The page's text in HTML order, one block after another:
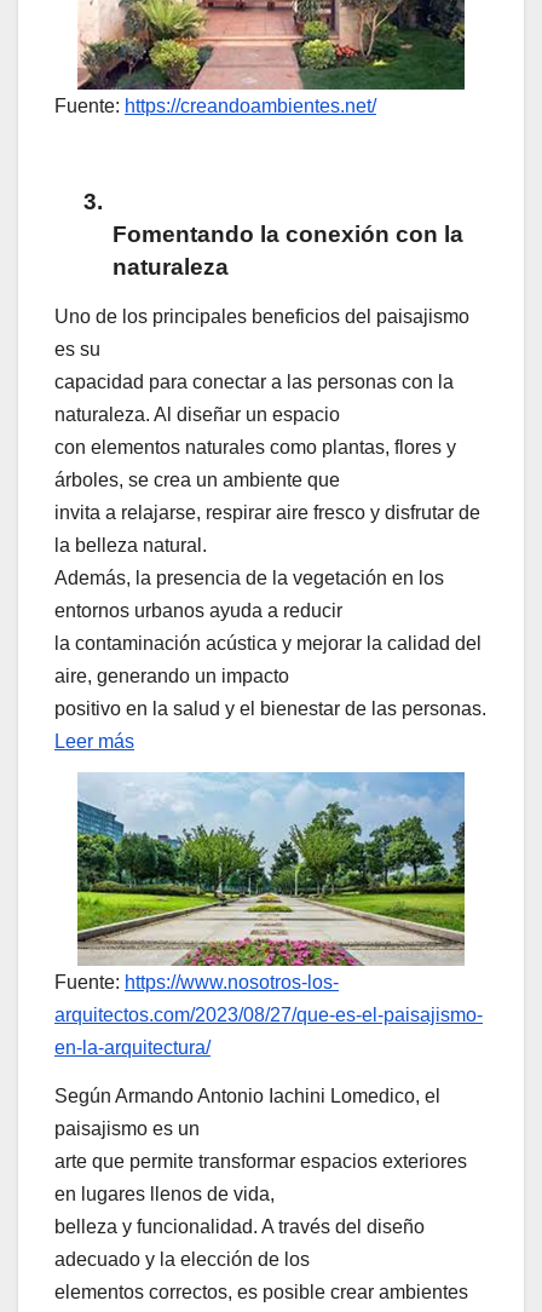
Fuente: https://creandoambientes.net/
3.
Fomentando la conexión con la
naturaleza
Uno de los principales beneficios del paisajismo
es su
capacidad para conectar a las personas con la
naturaleza. Al diseñar un espacio
con elementos naturales como plantas, flores y
árboles, se crea un ambiente que
invita a relajarse, respirar aire fresco y disfrutar de
la belleza natural.
Además, la presencia de la vegetación en los
entornos urbanos ayuda a reducir
la contaminación acústica y mejorar la calidad del
aire, generando un impacto
positivo en la salud y el bienestar de las personas.
Leer más
Fuente: https://www.nosotros-los-
arquitectos.com/2023/08/27/que-es-el-paisajismo-
en-la-arquitectura/
Según Armando Antonio Iachini Lomedico, el
paisajismo es un
arte que permite transformar espacios exteriores
en lugares llenos de vida,
belleza y funcionalidad. A través del diseño
adecuado y la elección de los
elementos correctos, es posible crear ambientes